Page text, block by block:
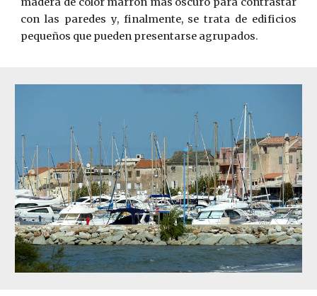
con las paredes y, finalmente, se trata de edificios
pequeños que pueden presentarse agrupados.